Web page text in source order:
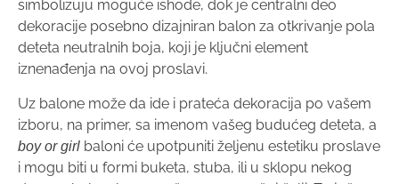
simbolizuju moguće ishode, dok je centralni deo
dekoracije posebno dizajniran balon za otkrivanje pola
deteta neutralnih boja, koji je ključni element
iznenađenja na ovoj proslavi.
Uz balone može da ide i prateća dekoracija po vašem
izboru, na primer, sa imenom vašeg budućeg deteta, a
boy or girl baloni će upotpuniti željenu estetiku proslave
i mogu biti u formi buketa, stuba, ili u sklopu nekog